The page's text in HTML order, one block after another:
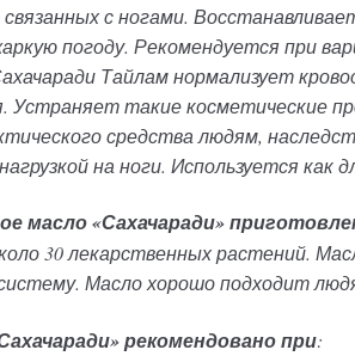
связанных с ногами.
погоду. Рекомендуется при
Тайлам нормализует
Устраняет такие косметические
средства людям,
на ноги. Используется
масло «Сахачаради»
30 лекарственных растений.
Масло хорошо подходит
рекомендовано при: